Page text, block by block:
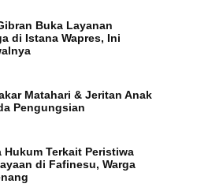
Buka Layanan
di Istana Wapres, Ini
Matahari & Jeritan Anak
Pengungsian
Terkait Peristiwa
di Fafinesu, Warga